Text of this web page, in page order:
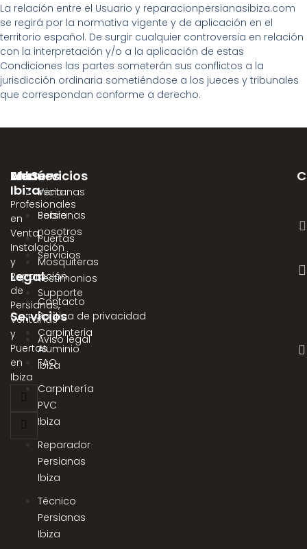
La relación entre el Usuario y reparacionpersianasibiza.com
se regirá por la normativa vigente y de aplicación en el
territorio español. De surgir cualquier controversia en relación
con la interpretación y/o a la aplicación de estas
Condiciones las partes someterán sus conflictos a la
jurisdicción ordinaria sometiéndose a los jueces y tribunales
que correspondan conforme a derecho.
AluServicios
Ibiza
Profesionales
en
Venta,
Instalación
y
Reparación
de
Persianas,
Ventanas
y
Puertas
en
Ibiza
Menú
Inicio
Sobre
nosotros
Servicios
Testimonios
Contacto
Servicios
Carpinteria
Aluminio
Ibiza
Carpintería
PVC
Ibiza
Reparador
Persianas
Ibiza
Técnico
Persianas
Ibiza
Enlaces
Ventanas
Persianas
Puertas
Mosquiteras
Legal
Supporte
Política de privacidad
Aviso legal
FAQ